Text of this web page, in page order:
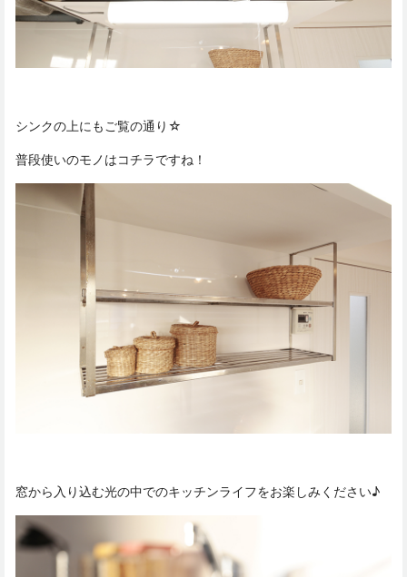
シンクの上にもご覧の通り☆
普段使いのモノはコチラですね！
窓から入り込む光の中でのキッチンライフをお楽しみください♪